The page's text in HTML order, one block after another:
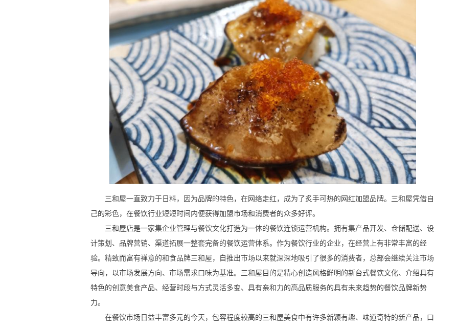
三和屋一直致力于日料，因为品牌的特色，在网络走红，成为了炙手可热的网红加盟品牌。三和屋凭借自
己的彩色，在餐饮行业短短时间内便获得加盟市场和消费者的众多好评。
三和屋店是一家集企业管理与餐饮文化打造为一体的餐饮连锁运营机构。拥有集产品开发、仓储配送、设
计策划、品牌营销、渠道拓展一整套完备的餐饮运营体系。作为餐饮行业的企业，在经营上有非常丰富的经
验。精致而富有禅意的和食品牌三和屋，自推出市场以来就深深地吸引了很多的消费者，总部会继续关注市场
导向，以市场发展方向、市场需求口味为基准。三和屋目的是精心创造风格鲜明的新台式餐饮文化、介绍具有
特色的创意美食产品、经营时段与方式灵活多变、具有亲和力的高品质服务的具有未来趋势的餐饮品牌新势
力。
在餐饮市场日益丰富多元的今天，包容程度较高的三和屋美食中有许多新颖有趣、味道奇特的新产品，口